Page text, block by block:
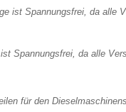
Spannungsfrei, da alle